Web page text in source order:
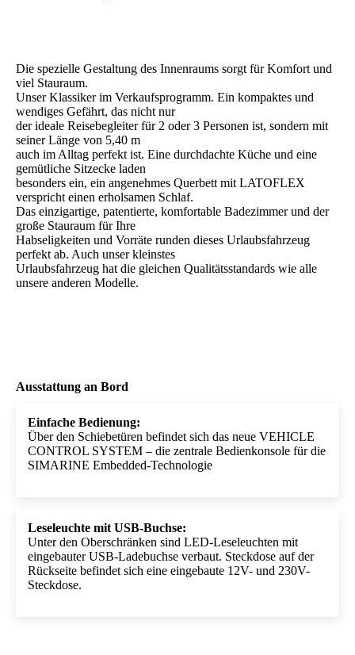
Die spezielle Gestaltung des Innenraums sorgt für Komfort und
viel Stauraum.
Unser Klassiker im Verkaufsprogramm. Ein kompaktes und
wendiges Gefährt, das nicht nur
der ideale Reisebegleiter für 2 oder 3 Personen ist, sondern mit
seiner Länge von 5,40 m
auch im Alltag perfekt ist. Eine durchdachte Küche und eine
gemütliche Sitzecke laden
besonders ein, ein angenehmes Querbett mit LATOFLEX
verspricht einen erholsamen Schlaf.
Das einzigartige, patentierte, komfortable Badezimmer und der
große Stauraum für Ihre
Habseligkeiten und Vorräte runden dieses Urlaubsfahrzeug
perfekt ab. Auch unser kleinstes
Urlaubsfahrzeug hat die gleichen Qualitätsstandards wie alle
unsere anderen Modelle.
Ausstattung an Bord
Einfache Bedienung:
Über den Schiebetüren befindet sich das neue VEHICLE
CONTROL SYSTEM – die zentrale Bedienkonsole für die
SIMARINE Embedded-Technologie
Leseleuchte mit USB-Buchse:
Unter den Oberschränken sind LED-Leseleuchten mit
eingebauter USB-Ladebuchse verbaut. Steckdose auf der
Rückseite befindet sich eine eingebaute 12V- und 230V-
Steckdose.